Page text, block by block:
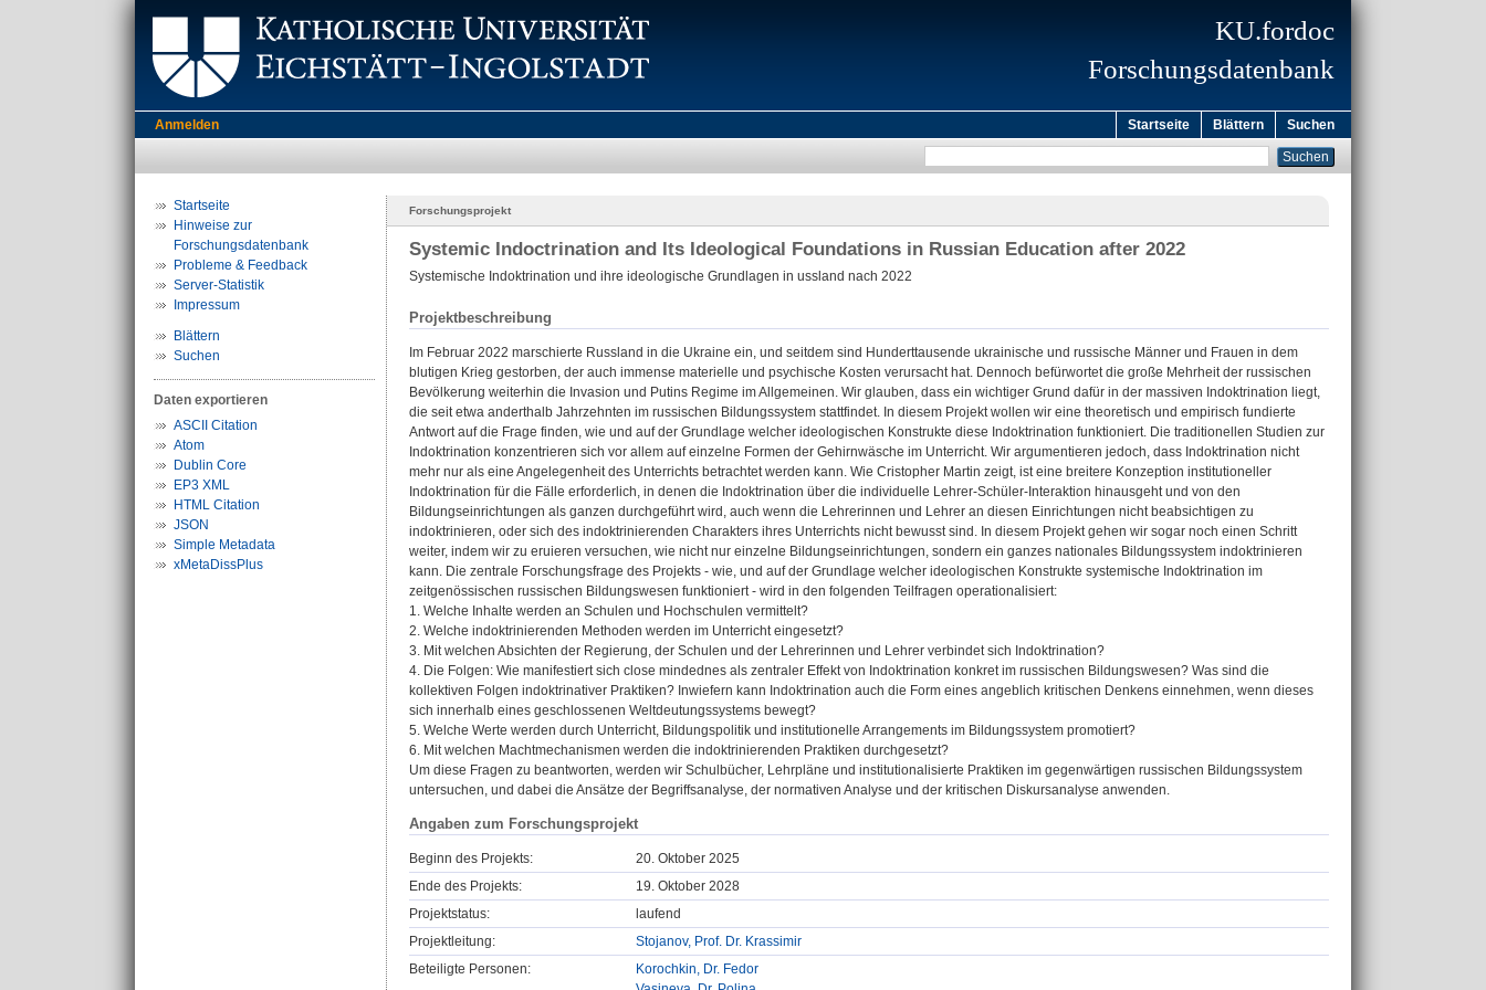
KU.fordoc
Forschungsdatenbank
Anmelden Startseite Blättern Suchen
Startseite
Hinweise zur
Forschungsdatenbank
Probleme & Feedback
Server-Statistik
Impressum
Blättern
Suchen
Daten exportieren
ASCII Citation
Atom
Dublin Core
EP3 XML
HTML Citation
JSON
Simple Metadata
xMetaDissPlus
Forschungsprojekt
Systemic Indoctrination and Its Ideological Foundations in Russian Education after 2022
Systemische Indoktrination und ihre ideologische Grundlagen in ussland nach 2022
Projektbeschreibung
Im Februar 2022 marschierte Russland in die Ukraine ein, und seitdem sind Hunderttausende ukrainische und russische Männer und Frauen in dem
blutigen Krieg gestorben, der auch immense materielle und psychische Kosten verursacht hat. Dennoch befürwortet die große Mehrheit der russischen
Bevölkerung weiterhin die Invasion und Putins Regime im Allgemeinen. Wir glauben, dass ein wichtiger Grund dafür in der massiven Indoktrination liegt,
die seit etwa anderthalb Jahrzehnten im russischen Bildungssystem stattfindet. In diesem Projekt wollen wir eine theoretisch und empirisch fundierte
Antwort auf die Frage finden, wie und auf der Grundlage welcher ideologischen Konstrukte diese Indoktrination funktioniert. Die traditionellen Studien zur
Indoktrination konzentrieren sich vor allem auf einzelne Formen der Gehirnwäsche im Unterricht. Wir argumentieren jedoch, dass Indoktrination nicht
mehr nur als eine Angelegenheit des Unterrichts betrachtet werden kann. Wie Cristopher Martin zeigt, ist eine breitere Konzeption institutioneller
Indoktrination für die Fälle erforderlich, in denen die Indoktrination über die individuelle Lehrer-Schüler-Interaktion hinausgeht und von den
Bildungseinrichtungen als ganzen durchgeführt wird, auch wenn die Lehrerinnen und Lehrer an diesen Einrichtungen nicht beabsichtigen zu
indoktrinieren, oder sich des indoktrinierenden Charakters ihres Unterrichts nicht bewusst sind. In diesem Projekt gehen wir sogar noch einen Schritt
weiter, indem wir zu eruieren versuchen, wie nicht nur einzelne Bildungseinrichtungen, sondern ein ganzes nationales Bildungssystem indoktrinieren
kann. Die zentrale Forschungsfrage des Projekts - wie, und auf der Grundlage welcher ideologischen Konstrukte systemische Indoktrination im
zeitgenössischen russischen Bildungswesen funktioniert - wird in den folgenden Teilfragen operationalisiert:
1. Welche Inhalte werden an Schulen und Hochschulen vermittelt?
2. Welche indoktrinierenden Methoden werden im Unterricht eingesetzt?
3. Mit welchen Absichten der Regierung, der Schulen und der Lehrerinnen und Lehrer verbindet sich Indoktrination?
4. Die Folgen: Wie manifestiert sich close mindednes als zentraler Effekt von Indoktrination konkret im russischen Bildungswesen? Was sind die
kollektiven Folgen indoktrinativer Praktiken? Inwiefern kann Indoktrination auch die Form eines angeblich kritischen Denkens einnehmen, wenn dieses
sich innerhalb eines geschlossenen Weltdeutungssystems bewegt?
5. Welche Werte werden durch Unterricht, Bildungspolitik und institutionelle Arrangements im Bildungssystem promotiert?
6. Mit welchen Machtmechanismen werden die indoktrinierenden Praktiken durchgesetzt?
Um diese Fragen zu beantworten, werden wir Schulbücher, Lehrpläne und institutionalisierte Praktiken im gegenwärtigen russischen Bildungssystem
untersuchen, und dabei die Ansätze der Begriffsanalyse, der normativen Analyse und der kritischen Diskursanalyse anwenden.
Angaben zum Forschungsprojekt
Beginn des Projekts:
20. Oktober 2025
Ende des Projekts:
19. Oktober 2028
Projektstatus:
laufend
Projektleitung:
Stojanov, Prof. Dr. Krassimir
Beteiligte Personen:
Korochkin, Dr. Fedor